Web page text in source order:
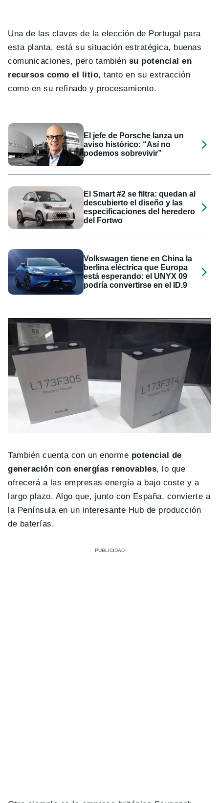
Una de las claves de la elección de Portugal para
esta planta, está su situación estratégica, buenas
comunicaciones, pero también su potencial en
recursos como el litio, tanto en su extracción
como en su refinado y procesamiento.
El jefe de Porsche lanza un
aviso histórico: “Así no
podemos sobrevivir”
El Smart #2 se filtra: quedan al
descubierto el diseño y las
especificaciones del heredero
del Fortwo
Volkswagen tiene en China la
berlina eléctrica que Europa
está esperando: el UNYX 09
podría convertirse en el ID.9
También cuenta con un enorme potencial de
generación con energías renovables, lo que
ofrecerá a las empresas energía a bajo coste y a
largo plazo. Algo que, junto con España, convierte a
la Península en un interesante Hub de producción
de baterías.